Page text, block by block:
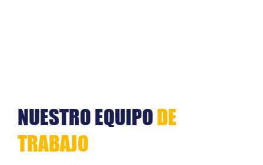
NUESTRO EQUIPODE
TRABAJO